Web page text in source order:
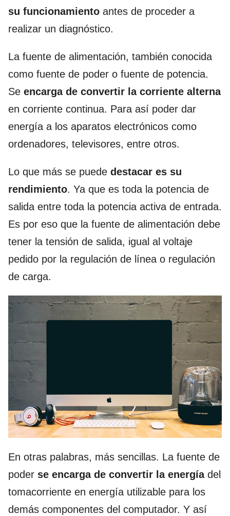
su funcionamiento antes de proceder a
realizar un diagnóstico.
La fuente de alimentación, también conocida
como fuente de poder o fuente de potencia.
Se encarga de convertir la corriente alterna
en corriente continua. Para así poder dar
energía a los aparatos electrónicos como
ordenadores, televisores, entre otros.
Lo que más se puede destacar es su
rendimiento. Ya que es toda la potencia de
salida entre toda la potencia activa de entrada.
Es por eso que la fuente de alimentación debe
tener la tensión de salida, igual al voltaje
pedido por la regulación de línea o regulación
de carga.
En otras palabras, más sencillas. La fuente de
poder se encarga de convertir la energíadel
tomacorriente en energía utilizable para los
demás componentes del computador. Y así